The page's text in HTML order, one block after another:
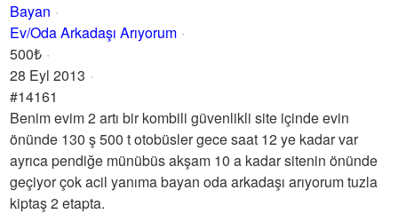
Bayan
Ev/Oda Arkadaşı Arıyorum
500₺
28 Eyl 2013
#14161
Benim evim 2 artı bir kombili güvenlikli site içinde evin
önünde 130 ş 500 t otobüsler gece saat 12 ye kadar var
ayrıca pendiğe münübüs akşam 10 a kadar sitenin önünde
geçiyor çok acil yanıma bayan oda arkadaşı arıyorum tuzla
kiptaş 2 etapta.